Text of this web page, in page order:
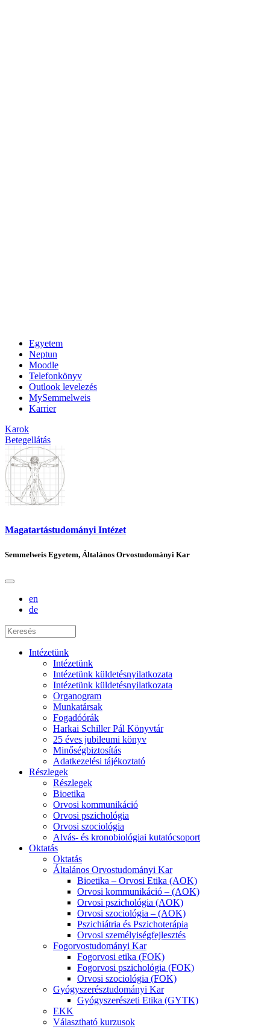
Egyetem
Neptun
Moodle
Telefonkönyv
Outlook levelezés
MySemmelweis
Karrier
Karok
Betegellátás
Magatartástudományi Intézet
Semmelweis Egyetem, Általános Orvostudományi Kar
en
de
Intézetünk
Intézetünk
Intézetünk küldetésnyilatkozata
Intézetünk küldetésnyilatkozata
Organogram
Munkatársak
Fogadóórák
Harkai Schiller Pál Könyvtár
25 éves jubileumi könyv
Minőségbiztosítás
Adatkezelési tájékoztató
Részlegek
Részlegek
Bioetika
Orvosi kommunikáció
Orvosi pszichológia
Orvosi szociológia
Alvás- és kronobiológiai kutatócsoport
Oktatás
Oktatás
Általános Orvostudományi Kar
Bioetika – Orvosi Etika (AOK)
Orvosi kommunikáció – (AOK)
Orvosi pszichológia (AOK)
Orvosi szociológia – (AOK)
Pszichiátria és Pszichoterápia
Orvosi személyiségfejlesztés
Fogorvostudományi Kar
Fogorvosi etika (FOK)
Fogorvosi pszichológia (FOK)
Orvosi szociológia (FOK)
Gyógyszerésztudományi Kar
Gyógyszerészeti Etika (GYTK)
EKK
Választható kurzusok